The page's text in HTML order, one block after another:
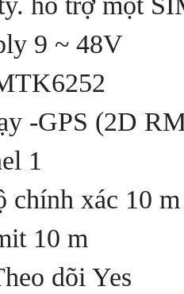
9 ~ 48V
-GPS (2D
1
chính xác 10 m
10 m
dõi Yes